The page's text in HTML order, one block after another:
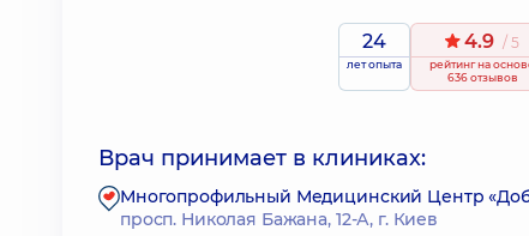
24
лет опыта
4.9 / 5
рейтингна
636 отзывов
Врач принимает в клиниках:
Многопрофильный Медицинский Центр
просп. Николая Бажана, 12-А, г. Киев